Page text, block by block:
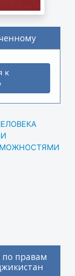
к
по правам